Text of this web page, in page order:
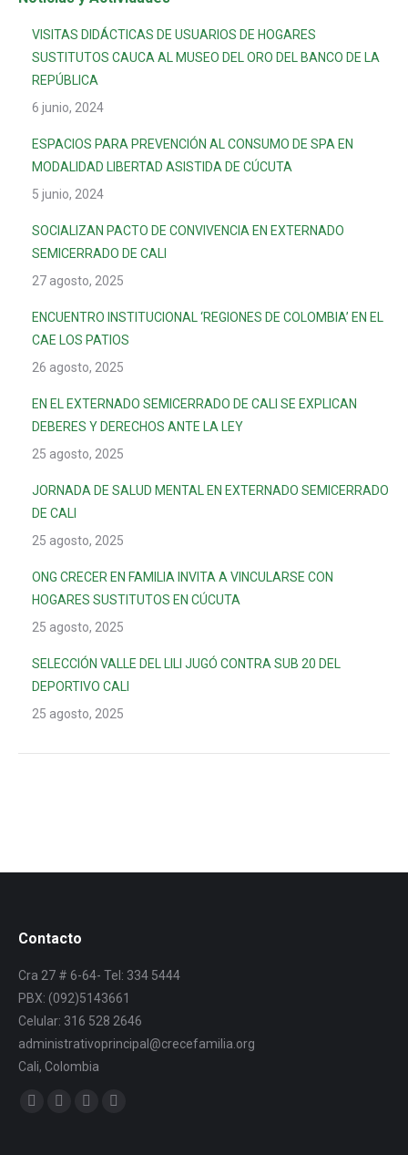
VISITAS DIDÁCTICAS DE USUARIOS DE HOGARES
SUSTITUTOS CAUCA AL MUSEO DEL ORO DEL BANCO DE LA
REPÚBLICA
6 junio, 2024
ESPACIOS PARA PREVENCIÓN AL CONSUMO DE SPA EN
MODALIDAD LIBERTAD ASISTIDA DE CÚCUTA
5 junio, 2024
SOCIALIZAN PACTO DE CONVIVENCIA EN EXTERNADO
SEMICERRADO DE CALI
27 agosto, 2025
ENCUENTRO INSTITUCIONAL ‘REGIONES DE COLOMBIA’ EN EL
CAE LOS PATIOS
26 agosto, 2025
EN EL EXTERNADO SEMICERRADO DE CALI SE EXPLICAN
DEBERES Y DERECHOS ANTE LA LEY
25 agosto, 2025
JORNADA DE SALUD MENTAL EN EXTERNADO SEMICERRADO
DE CALI
25 agosto, 2025
ONG CRECER EN FAMILIA INVITA A VINCULARSE CON
HOGARES SUSTITUTOS EN CÚCUTA
25 agosto, 2025
SELECCIÓN VALLE DEL LILI JUGÓ CONTRA SUB 20 DEL
DEPORTIVO CALI
25 agosto, 2025
Contacto
Cra 27 # 6-64- Tel: 334 5444
PBX: (092)5143661
Celular: 316 528 2646
administrativoprincipal@crecefamilia.org
Cali, Colombia
Find us on: